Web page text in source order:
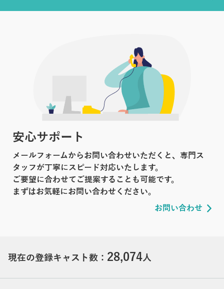
安心サポート
メールフォームからお問い合わせいただくと、専門ス
タッフが丁寧にスピード対応いたします。
ご要望に合わせてご提案することも可能です。
まずはお気軽にお問い合わせください。
お問い合わせ
現在の登録キャスト数： 28,074人